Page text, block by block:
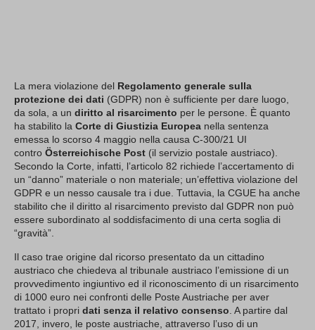
La mera violazione del Regolamento generale sulla
protezione dei dati (GDPR) non è sufficiente per dare luogo,
da sola, a un diritto al risarcimento per le persone. È quanto
ha stabilito la Corte di Giustizia Europea nella sentenza
emessa lo scorso 4 maggio nella causa C-300/21 UI
contro Österreichische Post (il servizio postale austriaco).
Secondo la Corte, infatti, l’articolo 82 richiede l’accertamento di
un “danno” materiale o non materiale; un’effettiva violazione del
GDPR e un nesso causale tra i due. Tuttavia, la CGUE ha anche
stabilito che il diritto al risarcimento previsto dal GDPR non può
essere subordinato al soddisfacimento di una certa soglia di
“gravità”.
Il caso trae origine dal ricorso presentato da un cittadino
austriaco che chiedeva al tribunale austriaco l’emissione di un
provvedimento ingiuntivo ed il riconoscimento di un risarcimento
di 1000 euro nei confronti delle Poste Austriache per aver
trattato i propri dati senza il relativo consenso . A partire dal
2017, invero, le poste austriache, attraverso l’uso di un